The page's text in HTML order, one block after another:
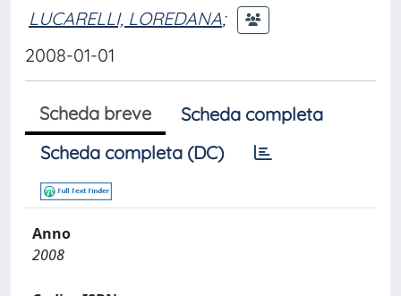
LUCARELLI, LOREDANA;
2008-01-01
Scheda breve
Scheda completa
Scheda completa (DC)
Anno
2008